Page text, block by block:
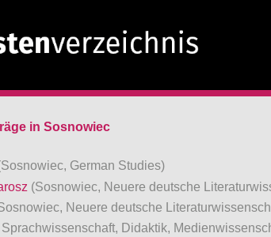
in Sosnowiec
German Studies)
(Sosnowiec, Neuere deutsche
Neuere deutsche
Didaktik,